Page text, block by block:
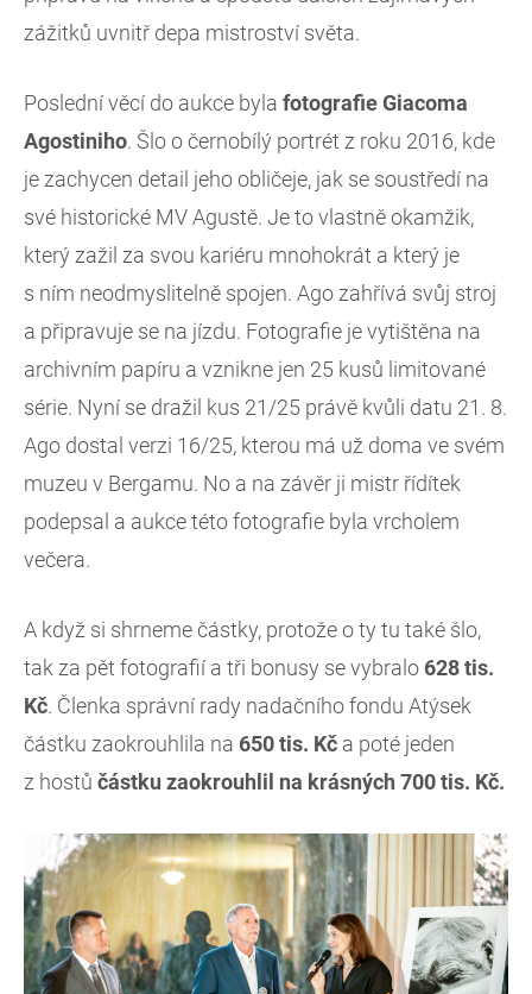
zážitků uvnitř depa mistroství světa.
Poslední věcí do aukce byla fotografie Giacoma
Agostiniho. Šlo o černobílý portrét z roku 2016, kde
je zachycen detail jeho obličeje, jak se soustředí na
své historické MV Agustě. Je to vlastně okamžik,
který zažil za svou kariéru mnohokrát a který je
s ním neodmyslitelně spojen. Ago zahřívá svůj stroj
a připravuje se na jízdu. Fotografie je vytištěna na
archivním papíru a vznikne jen 25 kusů limitované
série. Nyní se dražil kus 21/25 právě kvůli datu 21. 8.
Ago dostal verzi 16/25, kterou má už doma ve svém
muzeu v Bergamu. No a na závěr ji mistr řídítek
podepsal a aukce této fotografie byla vrcholem
večera.
A když si shrneme částky, protože o ty tu také šlo,
tak za pět fotografií a tři bonusy se vybralo 628 tis.
Kč. Členka správní rady nadačního fondu Atýsek
částku zaokrouhlila na 650 tis. Kč a poté jeden
z hostů částku zaokrouhlil na krásných 700 tis. Kč.